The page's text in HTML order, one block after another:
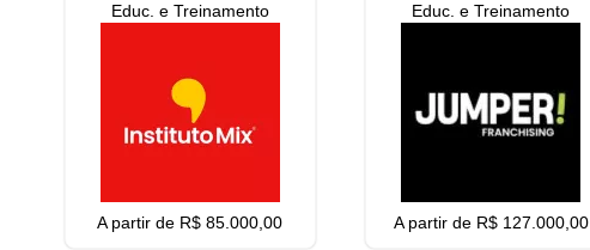
Educ. e Treinamento
A partir de R$ 85.000,00
Educ. e Treinamento
A partir de R$ 127.000,00